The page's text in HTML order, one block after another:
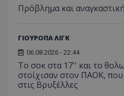
Πρόβλημα και
ΓΙΟΥΡΟΠΑ ΛΙΓΚ
06.08.2026 - 22:44
Το σοκ στα 17'' και το
στοίχισαν στον ΠΑΟΚ,
στις Βρυξέλλες